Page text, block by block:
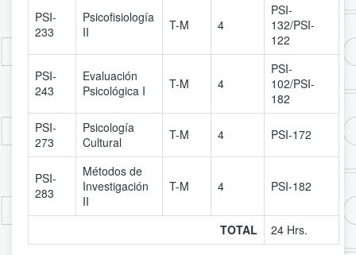
PSI-
233
Psicofisiología
II
T-M 4
PSI-
132/PSI-
122
PSI-
243
Evaluación
Psicológica I
T-M 4
PSI-
102/PSI-
182
PSI-
273
Psicología
Cultural
T-M 4 PSI-172
PSI-
283
Métodos de
Investigación
II
T-M 4 PSI-182
TOTAL 24 Hrs.